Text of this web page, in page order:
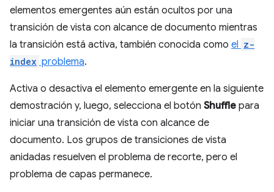
elementos emergentes aún están ocultos por una
transición de vista con alcance de documento mientras
la transición está activa, también conocida como el z-
index problema.
Activa o desactiva el elemento emergente en la siguiente
demostración y, luego, selecciona el botón Shuffle para
iniciar una transición de vista con alcance de
documento. Los grupos de transiciones de vista
anidadas resuelven el problema de recorte, pero el
problema de capas permanece.